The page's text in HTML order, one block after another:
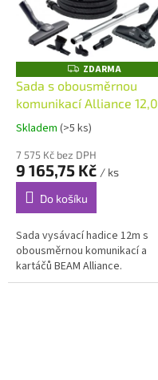
Z
D
A
R
A
ZDARMA
Sada s obousměrnou
komunikací Alliance 12,0
m
Skladem (>5 ks)
7 575 Kč bez DPH
9 165,75 Kč / ks
Do košíku
Sada vysávací hadice 12m s
obousměrnou komunikací a
kartáčů BEAM Alliance.